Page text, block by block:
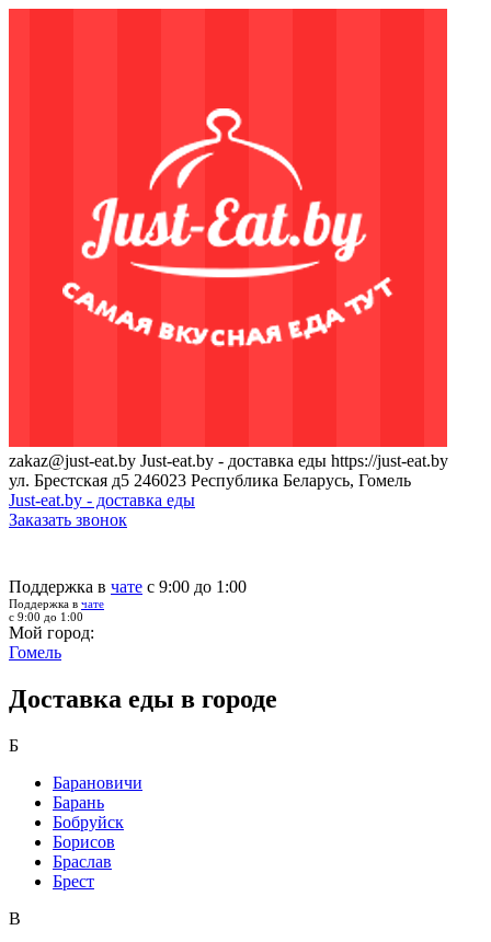
zakaz@just-eat.by Just-eat.by - доставка еды https://just-eat.by
ул. Брестская д5 246023 Республика Беларусь, Гомель
Just-eat.by - доставка еды
Заказать звонок
Поддержка в чате с 9:00 до 1:00
Поддержка в чате
с 9:00 до 1:00
Мой город:
Гомель
Доставка еды в городе
Б
Барановичи
Барань
Бобруйск
Борисов
Браслав
Брест
В